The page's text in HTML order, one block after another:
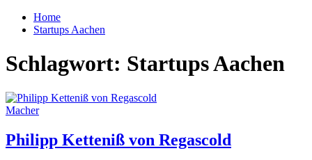
Home
Startups Aachen
Schlagwort: Startups Aachen
Macher
Philipp Ketteniß von Regascold